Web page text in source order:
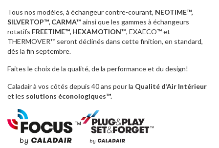
Tous nos modèles, à échangeur contre-courant, NEOTIME™,
SILVERTOP™, CARMA™ainsi que les gammes à échangeurs
rotatifs FREETIME™, HEXAMOTION™, EXAECO™ et
THERMOVER™ seront déclinés dans cette finition, en standard,
dès la fin septembre.
Faites le choix de la qualité, de la performance et du design!
Caladair à vos côtés depuis 40 ans pour la Qualité d’Air Intérieur
et les solutions éconologiques™.